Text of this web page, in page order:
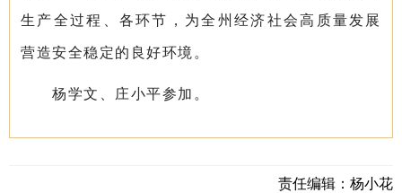
生产全过程、各环节，为全州经济社会高质量发展
营造安全稳定的良好环境。
杨学文、庄小平参加。
责任编辑： 杨小花